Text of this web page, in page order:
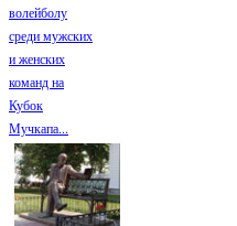
волейболу
среди мужских
и женских
команд на
Кубок
Мучкапа...